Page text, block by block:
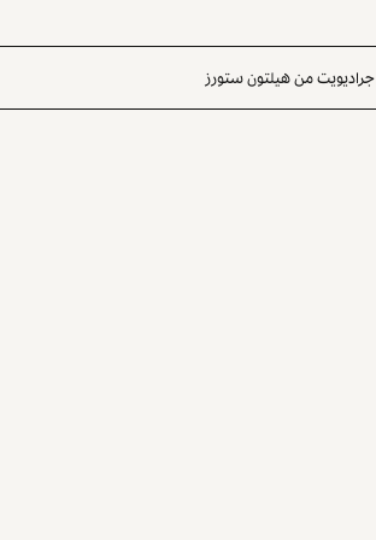
جراديويت من هيلتون ستورز